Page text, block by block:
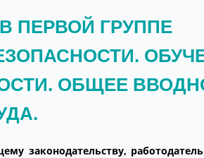
ПЕРВОЙ ГРУППЕ
ОБЩЕЕ
законодательству,